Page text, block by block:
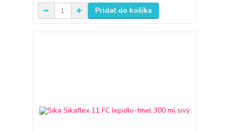
Pridať do košíka